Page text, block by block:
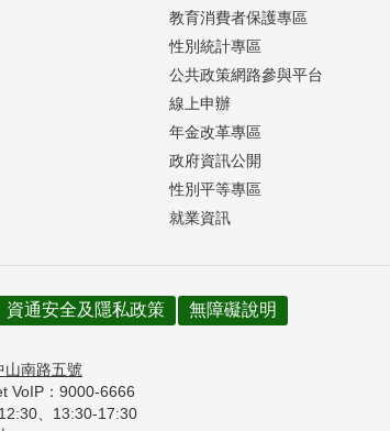
教育消費者保護專區
性別統計專區
公共政策網路參與平台
線上申辦
年金改革專區
政府資訊公開
性別平等專區
就業資訊
資通安全及隱私政策 無障礙說明
山南路五號
VoIP：9000-6666
、 13:30-17:30